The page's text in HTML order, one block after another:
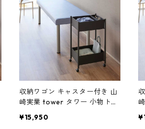
収納ワゴン キャスター付き 山
崎実業 tower タワー 小物トレ
ブラック
¥15,950